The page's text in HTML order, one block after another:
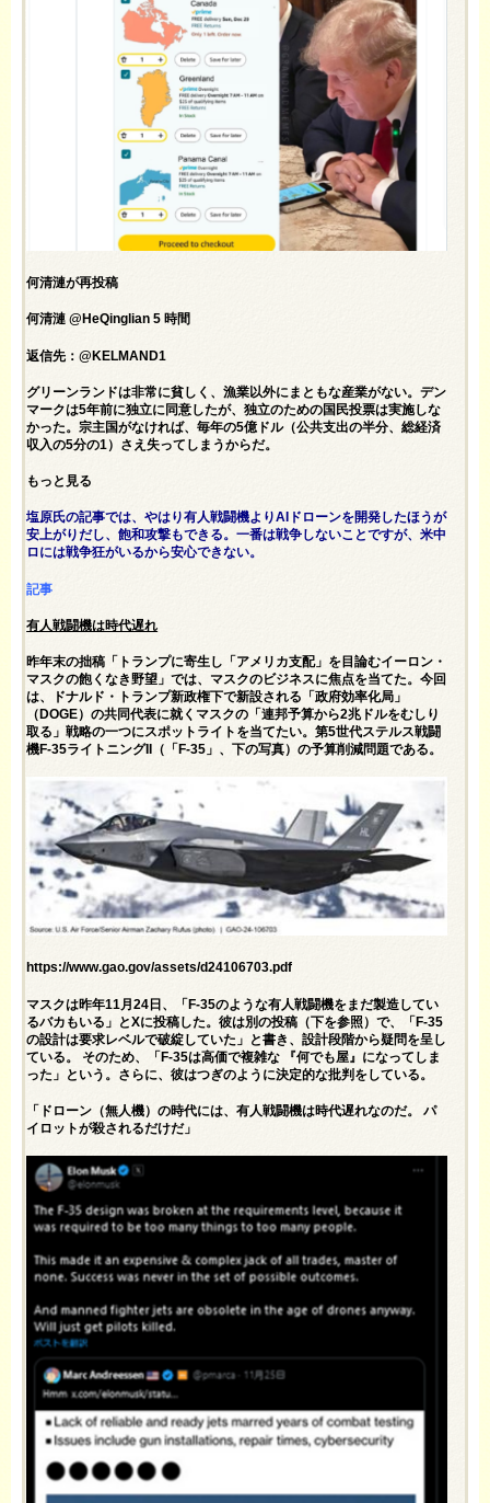
何清漣が再投稿
何清漣 @HeQinglian 5 時間
返信先：@KELMAND1
グリーンランドは非常に貧しく、漁業以外にまともな産業がない。デン
マークは5年前に独立に同意したが、独立のための国民投票は実施しな
かった。宗主国がなければ、毎年の5億ドル（公共支出の半分、総経済
収入の5分の1）さえ失ってしまうからだ。
もっと見る
塩原氏の記事では、やはり有人戦闘機よりAIドローンを開発したほうが
安上がりだし、飽和攻撃もできる。一番は戦争しないことですが、米中
ロには戦争狂がいるから安心できない。
記事
有人戦闘機は時代遅れ
昨年末の拙稿 「トランプに寄生し「アメリカ支配」を目論むイーロン・
マスクの飽くなき野望」では、マスクのビジネスに焦点を当てた。今回
は、ドナルド・トランプ新政権下で新設される「政府効率化局」
（DOGE）の共同代表に就くマスクの「連邦予算から2兆ドルをむしり
取る」戦略の一つにスポットライトを当てたい。第5世代ステルス戦闘
機F-35ライトニングII（「F-35」、下の写真）の予算削減問題である。
https://www.gao.gov/assets/d24106703.pdf
マスクは昨年11月24日、「F-35のような有人戦闘機をまだ製造してい
るバカもいる」とXに投稿 した。彼は別の投稿 （下を参照）で、「F-35
の設計は要求レベルで破綻していた」と書き、設計段階から疑問を呈し
ている。 そのため、「F-35は高価で複雑な 『何でも屋』になってしま
った」という。さらに、彼はつぎのように決定的な批判をしている。
「ドローン（無人機）の時代には、有人戦闘機は時代遅れなのだ。 パ
イロットが殺されるだけだ」